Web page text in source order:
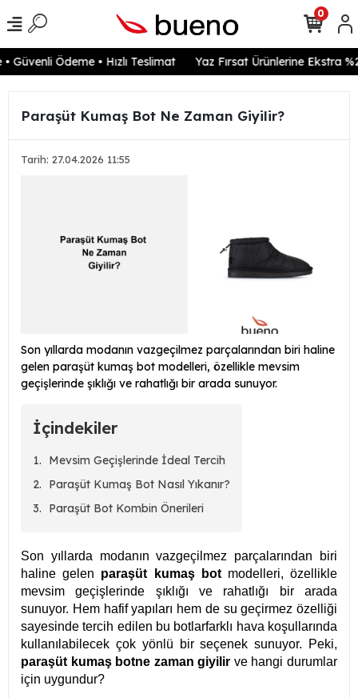
Ödeme • Hızlı Teslimat Yaz Fırsat Ürünlerine Ekstra
0
Paraşüt Kumaş Bot Ne Zaman Giyilir?
Tarih: 27.04.2026 11:55
Son yıllarda modanın vazgeçilmez parçalarından biri haline
gelen paraşüt kumaş bot modelleri, özellikle mevsim
geçişlerinde şıklığı ve rahatlığı bir arada sunuyor.
İçindekiler
Mevsim Geçişlerinde İdeal Tercih
Paraşüt Kumaş Bot Nasıl Yıkanır?
Paraşüt Bot Kombin Önerileri
Son yıllarda modanın vazgeçilmez parçalarından biri
haline gelen paraşüt kumaş botmodelleri, özellikle
mevsim geçişlerinde şıklığı ve rahatlığı bir arada
sunuyor. Hem hafif yapıları hem de su geçirmez özelliği
sayesinde tercih edilen bu botlarfarklı hava koşullarında
kullanılabilecek çok yönlü bir seçenek sunuyor. Peki,
paraşüt kumaş botne zaman giyilir ve hangi durumlar
için uygundur?